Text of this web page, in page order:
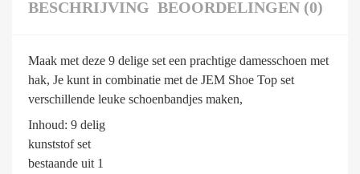
BESCHRIJVING BEOORDELINGEN (0)
Maak met deze 9 delige set een prachtige damesschoen met
hak, Je kunt in combinatie met de JEM Shoe Top set
verschillende leuke schoenbandjes maken,
Inhoud: 9 delig
kunststof set
bestaande uit 1